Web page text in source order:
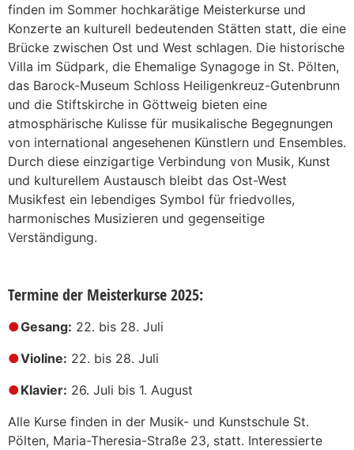
finden im Sommer hochkarätige Meisterkurse und
Konzerte an kulturell bedeutenden Stätten statt, die eine
Brücke zwischen Ost und West schlagen. Die historische
Villa im Südpark, die Ehemalige Synagoge in St. Pölten,
das Barock-Museum Schloss Heiligenkreuz-Gutenbrunn
und die Stiftskirche in Göttweig bieten eine
atmosphärische Kulisse für musikalische Begegnungen
von international angesehenen Künstlern und Ensembles.
Durch diese einzigartige Verbindung von Musik, Kunst
und kulturellem Austausch bleibt das Ost-West
Musikfest ein lebendiges Symbol für friedvolles,
harmonisches Musizieren und gegenseitige
Verständigung.
Termine der Meisterkurse 2025:
Gesang: 22. bis 28. Juli
Violine: 22. bis 28. Juli
Klavier: 26. Juli bis 1. August
Alle Kurse finden in der Musik- und Kunstschule St.
Pölten, Maria-Theresia-Straße 23, statt. Interessierte